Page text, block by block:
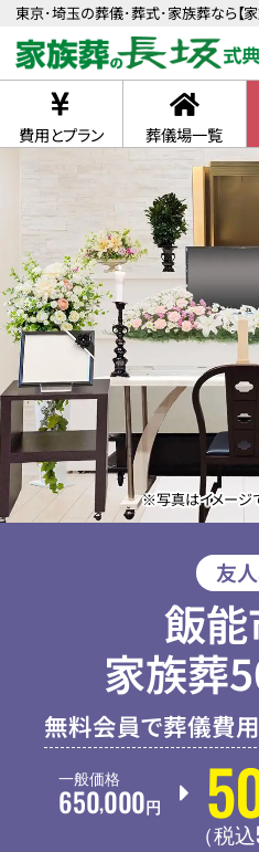
東京･埼玉の葬儀･葬式･家族葬なら【
費用とプラン 葬儀場一覧
※写真はイメージ
友
飯
家族葬
無料会員で葬儀費
一般価格
650,000 円
（税込